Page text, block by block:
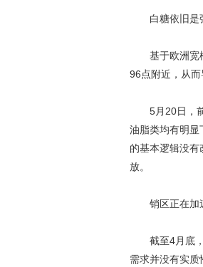
白糖依旧是
基于欧洲宽松
96点附近，从而
5月20日，前
油脂类均有明显
的基本逻辑没
放。
销区正在加
截至4月底，
需求并没有实质